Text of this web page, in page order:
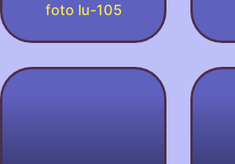
foto lu-105